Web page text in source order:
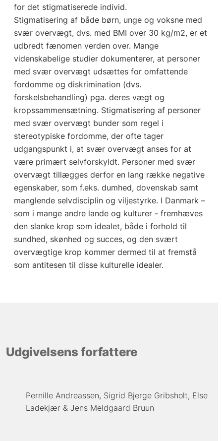
for det stigmatiserede individ.
Stigmatisering af både børn, unge og voksne med
svær overvægt, dvs. med BMI over 30 kg/m2, er et
udbredt fænomen verden over. Mange
videnskabelige studier dokumenterer, at personer
med svær overvægt udsættes for omfattende
fordomme og diskrimination (dvs.
forskelsbehandling) pga. deres vægt og
kropssammensætning. Stigmatisering af personer
med svær overvægt bunder som regel i
stereotypiske fordomme, der ofte tager
udgangspunkt i, at svær overvægt anses for at
være primært selvforskyldt. Personer med svær
overvægt tillægges derfor en lang række negative
egenskaber, som f.eks. dumhed, dovenskab samt
manglende selvdisciplin og viljestyrke. I Danmark –
som i mange andre lande og kulturer - fremhæves
den slanke krop som idealet, både i forhold til
sundhed, skønhed og succes, og den svært
overvægtige krop kommer dermed til at fremstå
som antitesen til disse kulturelle idealer.
Udgivelsens forfattere
Pernille Andreassen Sigrid Bjerge Gribsholt Else
Ladekjær
Jens Meldgaard Bruun